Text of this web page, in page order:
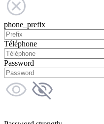
phone_prefix
Téléphone
Password